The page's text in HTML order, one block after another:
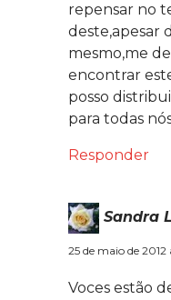
repensar no
deste,apesar
mesmo,me
encontrar
posso
para todas
Responder
Sandra
25 de maio de 2012
Voces estão